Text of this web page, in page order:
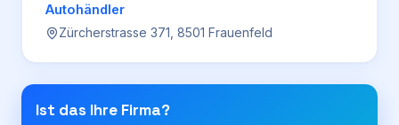
Für Firmen
Login
Autohändler
Zürcherstrasse 371, 8501 Frauenfeld
Ist das Ihre Firma?